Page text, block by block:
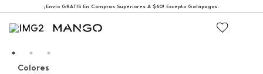
¡Envío GRATIS En Compras Superiores A $60! Excepto Galápagos.
Colores